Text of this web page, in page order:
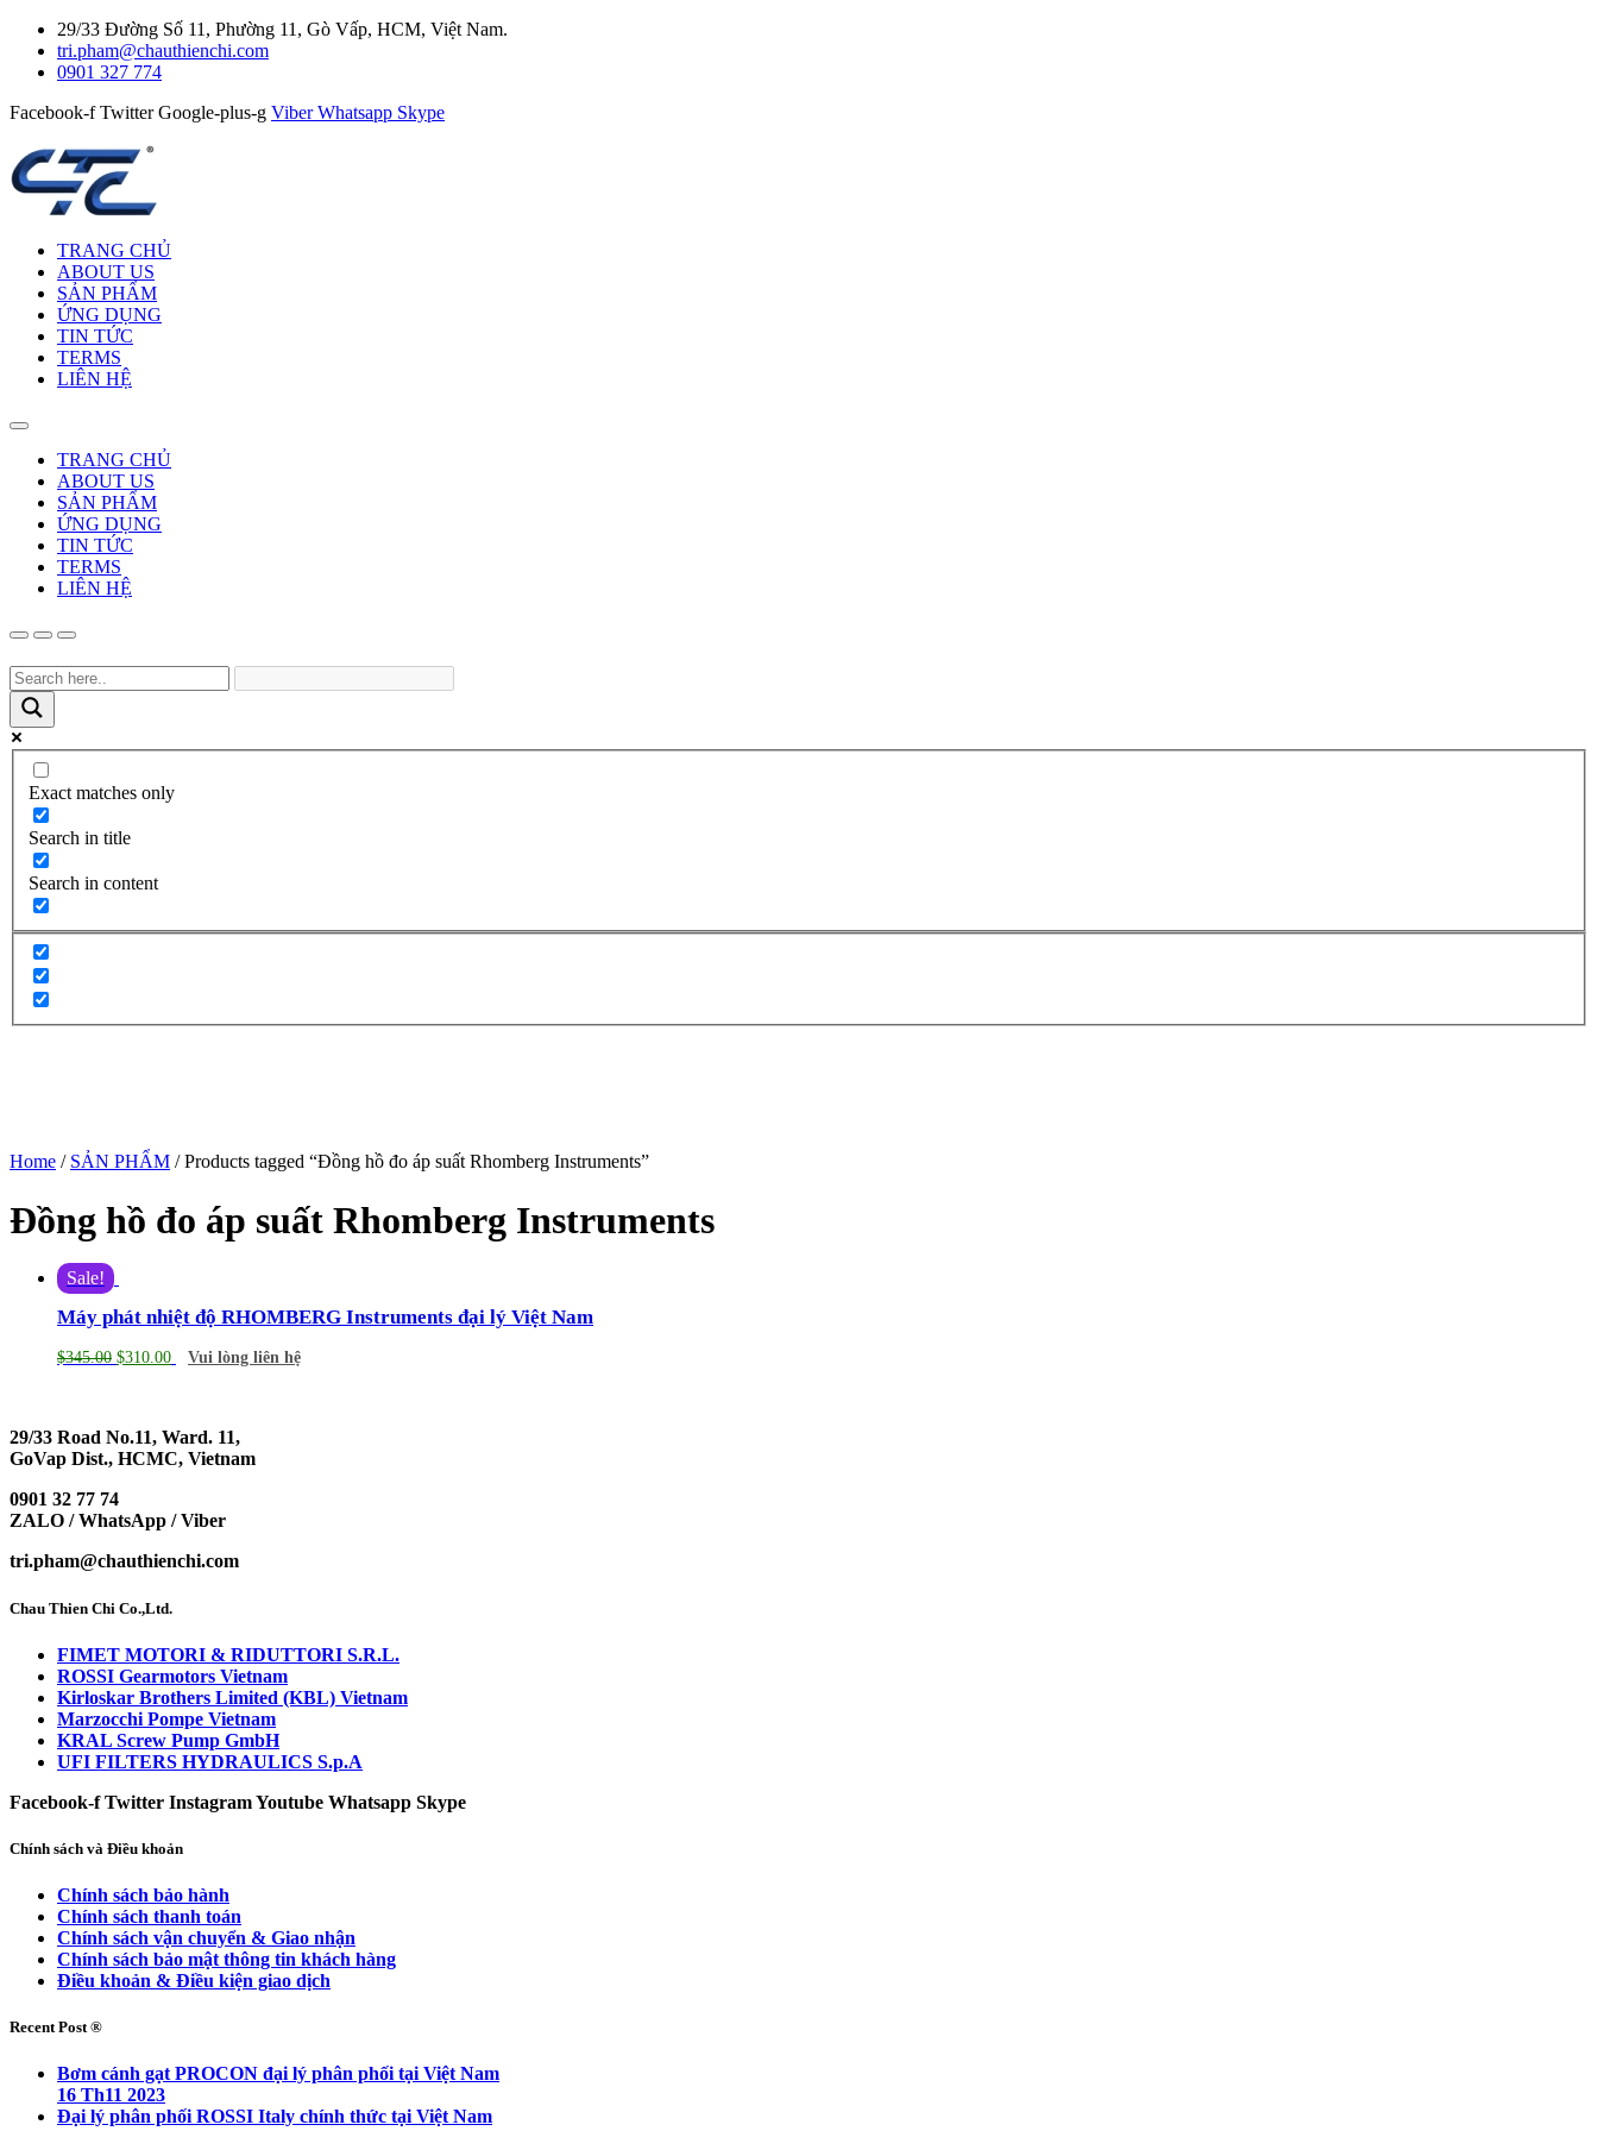
29/33 Đường Số 11, Phường 11, Gò Vấp, HCM, Việt Nam.
tri.pham@chauthienchi.com
0901 327 774
Facebook-f Twitter Google-plus-g Viber Whatsapp Skype
TRANG CHỦ
ABOUT US
SẢN PHẨM
ỨNG DỤNG
TIN TỨC
TERMS
LIÊN HỆ
TRANG CHỦ
ABOUT US
SẢN PHẨM
ỨNG DỤNG
TIN TỨC
TERMS
LIÊN HỆ
Exact matches only
Search in title
Search in content
Home / SẢN PHẨM / Products tagged “Đồng hồ đo áp suất Rhomberg Instruments”
Đồng hồ đo áp suất Rhomberg Instruments
Sale!
Máy phát nhiệt độ RHOMBERG Instruments đại lý Việt Nam
$345.00 $310.00 Vui lòng liên hệ
29/33 Road No.11, Ward. 11,
GoVap Dist., HCMC, Vietnam
0901 32 77 74
ZALO / WhatsApp / Viber
tri.pham@chauthienchi.com
Chau Thien Chi Co.,Ltd.
FIMET MOTORI & RIDUTTORI S.R.L.
ROSSI Gearmotors Vietnam
Kirloskar Brothers Limited (KBL) Vietnam
Marzocchi Pompe Vietnam
KRAL Screw Pump GmbH
UFI FILTERS HYDRAULICS S.p.A
Facebook-f Twitter InstagramYoutube Whatsapp Skype
Chính sách và Điều khoản
Chính sách bảo hành
Chính sách thanh toán
Chính sách vận chuyển & Giao nhận
Chính sách bảo mật thông tin khách hàng
Điều khoản & Điều kiện giao dịch
Recent Post ®
Bơm cánh gạt PROCON đại lý phân phối tại Việt Nam
16 Th11 2023
Đại lý phân phối ROSSI Italy chính thức tại Việt Nam